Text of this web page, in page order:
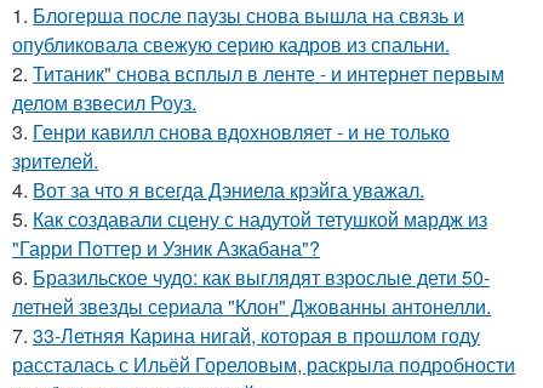
1. Блогерша после паузы снова вышла на связь и
опубликовала свежую серию кадров из спальни.
2. Титаник" снова всплыл в ленте - и интернет первым
делом взвесил Роуз.
3. Генри кавилл снова вдохновляет - и не только
зрителей.
4. Вот за что я всегда Дэниела крэйга уважал.
5. Как создавали сцену с надутой тетушкой мардж из
"Гарри Поттер и Узник Азкабана"?
6. Бразильское чудо: как выглядят взрослые дети 50-
летней звезды сериала "Клон" Джованны антонелли.
7. 33-Летняя Карина нигай, которая в прошлом году
рассталась с Ильёй Гореловым, раскрыла подробности